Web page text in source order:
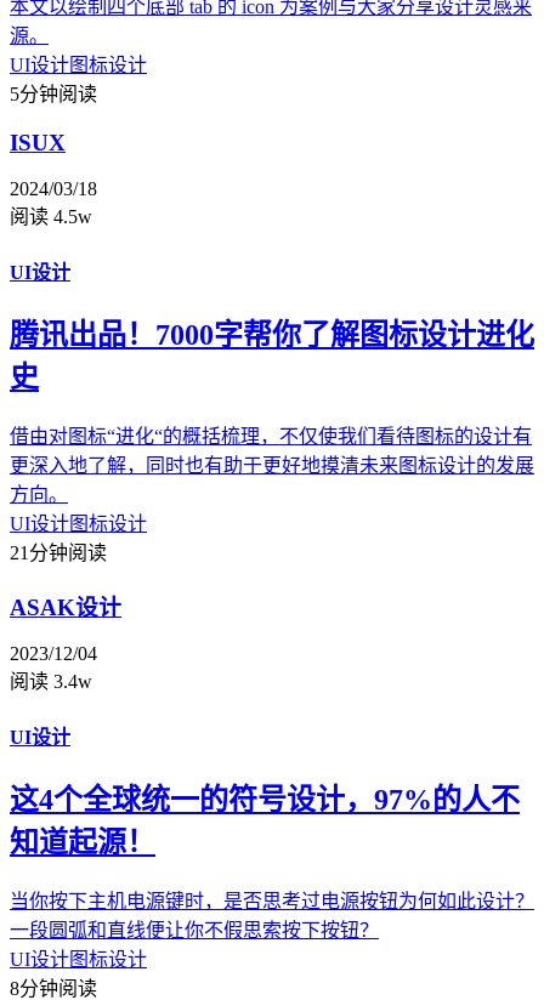
本文以绘制四个底部 tab 的 icon 为案例与大家分享设计灵感来
源。
UI设计图标设计
5分钟阅读
ISUX
2024/03/18
阅读 4.5w
UI设计
腾讯出品！7000字帮你了解图标设计进化
史
借由对图标“进化“的概括梳理，不仅使我们看待图标的设计有
更深入地了解，同时也有助于更好地摸清未来图标设计的发展
方向。
UI设计图标设计
21分钟阅读
ASAK设计
2023/12/04
阅读 3.4w
UI设计
这4个全球统一的符号设计，97%的人不
知道起源！
当你按下主机电源键时，是否思考过电源按钮为何如此设计？
一段圆弧和直线便让你不假思索按下按钮？
UI设计图标设计
8分钟阅读